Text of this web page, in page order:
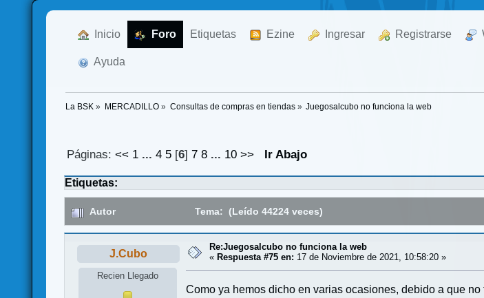
Inicio Foro Etiquetas Ezine Ingresar Registrarse
Ayuda
La BSK » MERCADILLO» Consultas de compras en tiendas» Juegosalcubo no funciona la web
Páginas: << 1 ... 4 5[6] 7 8 ... 10 >> Ir Abajo
Etiquetas:
Autor Tema: (Leído 44224 veces)
J.Cubo
Recien Llegado
Re:Juegosalcubo no funciona la web
« Respuesta #75 en: 17 de Noviembre de 2021, 10:58:20 »
Como ya hemos dicho en varias ocasiones, debido a que